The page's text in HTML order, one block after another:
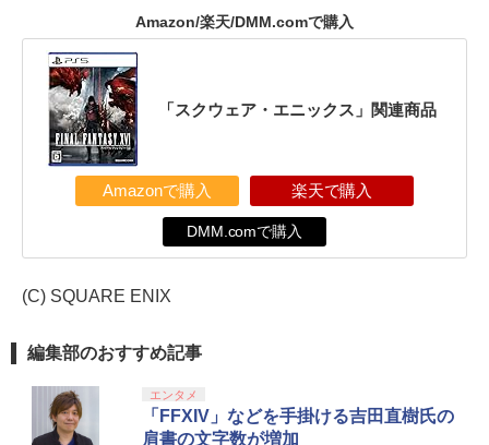
Amazon/楽天/DMM.comで購入
「スクウェア・エニックス」関連商品
Amazonで購入 楽天で購入
DMM.comで購入
(C) SQUARE ENIX
編集部のおすすめ記事
エンタメ
「FFXIV」などを手掛ける吉田直樹氏の
肩書の文字数が増加